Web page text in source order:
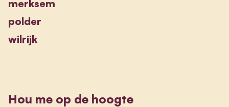
merksem
polder
wilrijk
Hou me op de hoogte